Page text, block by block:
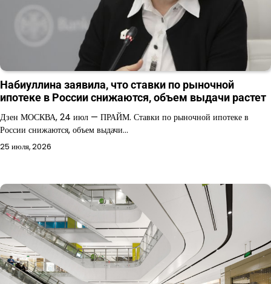
Набиуллина заявила, что ставки по рыночной
ипотеке в России снижаются, объем выдачи растет
Дзен МОСКВА, 24 июл — ПРАЙМ. Ставки по рыночной ипотеке в
России снижаются, объем выдачи…
25 июля, 2026